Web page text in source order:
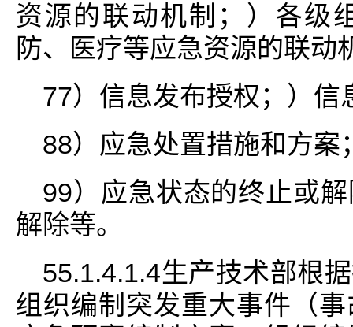
资源的联动机制；）各级
防、医疗等应急资源的联动
77）信息发布授权；）信
88）应急处置措施和方
99）应急状态的终止或
解除等。
55.1.4.1.4生产技术部根
组织编制突发重大事件（